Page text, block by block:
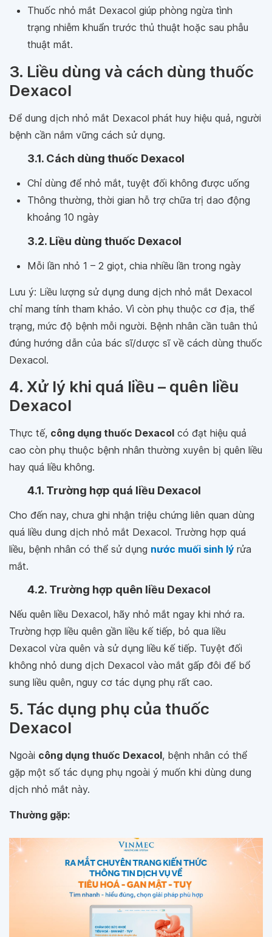
Thuốc nhỏ mắt Dexacol giúp phòng ngừa tình
trạng nhiễm khuẩn trước thủ thuật hoặc sau phẫu
thuật mắt.
3. Liều dùng và cách dùng thuốc
Dexacol
Để dung dịch nhỏ mắt Dexacol phát huy hiệu quả, người
bệnh cần nắm vững cách sử dụng.
3.1. Cách dùng thuốc Dexacol
Chỉ dùng để nhỏ mắt, tuyệt đối không được uống
Thông thường, thời gian hỗ trợ chữa trị dao động
khoảng 10 ngày
3.2. Liều dùng thuốc Dexacol
Mỗi lần nhỏ 1 – 2 giọt, chia nhiều lần trong ngày
Lưu ý: Liều lượng sử dụng dung dịch nhỏ mắt Dexacol
chỉ mang tính tham khảo. Vì còn phụ thuộc cơ địa, thể
trạng, mức độ bệnh mỗi người. Bệnh nhân cần tuân thủ
đúng hướng dẫn của bác sĩ/dược sĩ về cách dùng thuốc
Dexacol.
4. Xử lý khi quá liều – quên liều
Dexacol
Thực tế, công dụng thuốc Dexacol có đạt hiệu quả
cao còn phụ thuộc bệnh nhân thường xuyên bị quên liều
hay quá liều không.
4.1. Trường hợp quá liều Dexacol
Cho đến nay, chưa ghi nhận triệu chứng liên quan dùng
quá liều dung dịch nhỏ mắt Dexacol. Trường hợp quá
liều, bệnh nhân có thể sử dụng nước muối sinh lý rửa
mắt.
4.2. Trường hợp quên liều Dexacol
Nếu quên liều Dexacol, hãy nhỏ mắt ngay khi nhớ ra.
Trường hợp liều quên gần liều kế tiếp, bỏ qua liều
Dexacol vừa quên và sử dụng liều kế tiếp. Tuyệt đối
không nhỏ dung dịch Dexacol vào mắt gấp đôi để bổ
sung liều quên, nguy cơ tác dụng phụ rất cao.
5. Tác dụng phụ của thuốc
Dexacol
Ngoài công dụng thuốc Dexacol, bệnh nhân có thể
gặp một số tác dụng phụ ngoài ý muốn khi dùng dung
dịch nhỏ mắt này.
Thường gặp: